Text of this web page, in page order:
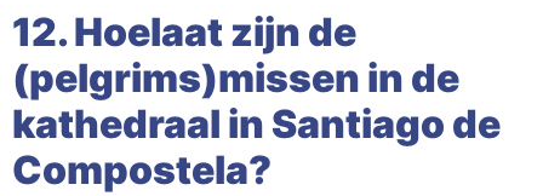
12. Hoelaat zijn de
(pelgrims)missen in de
kathedraal in Santiago de
Compostela?